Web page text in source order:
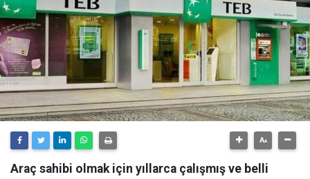
Araç sahibi olmak için yıllarca çalışmış ve belli